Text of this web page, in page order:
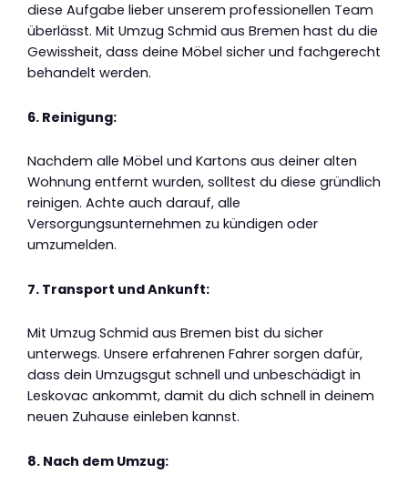
diese Aufgabe lieber unserem professionellen Team
überlässt. Mit Umzug Schmid aus Bremen hast du die
Gewissheit, dass deine Möbel sicher und fachgerecht
behandelt werden.
6. Reinigung:
Nachdem alle Möbel und Kartons aus deiner alten
Wohnung entfernt wurden, solltest du diese gründlich
reinigen. Achte auch darauf, alle
Versorgungsunternehmen zu kündigen oder
umzumelden.
7. Transport und Ankunft:
Mit Umzug Schmid aus Bremen bist du sicher
unterwegs. Unsere erfahrenen Fahrer sorgen dafür,
dass dein Umzugsgut schnell und unbeschädigt in
Leskovac ankommt, damit du dich schnell in deinem
neuen Zuhause einleben kannst.
8. Nach dem Umzug: